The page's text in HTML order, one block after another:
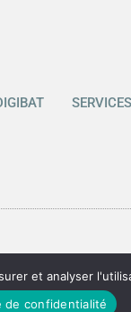
SERVICES
de
et analyser
de confidentialité